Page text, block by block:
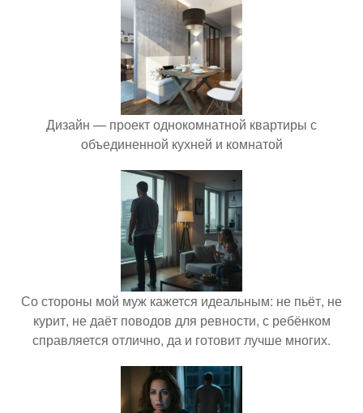
Дизайн — проект однокомнатной квартиры с
объединенной кухней и комнатой
Со стороны мой муж кажется идеальным: не пьёт, не
курит, не даёт поводов для ревности, с ребёнком
справляется отлично, да и готовит лучше многих.